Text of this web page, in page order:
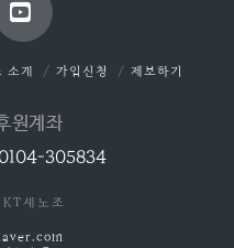
YouTube
소개 가입신청 제보하기
원계좌
305834
새노조